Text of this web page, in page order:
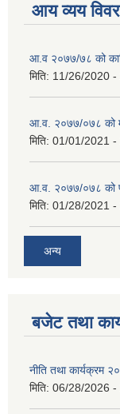
आय व्यय
आ.व २०७७/७८ को
मिति: 11/26/2020 -
आ.व. २०७७/०७८ को
मिति: 01/01/2021 -
आ.व. २०७७/०७८ को
मिति: 01/28/2021 -
अन्य
बजेट तथा
नीति तथा कार्यक्रम
मिति: 06/28/2026 -